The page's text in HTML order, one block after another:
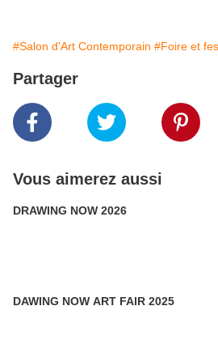
#Salon d'Art Contemporain #Foire et
Partager
Vous aimerez aussi
DRAWING NOW 2026
DAWING NOW ART FAIR 2025